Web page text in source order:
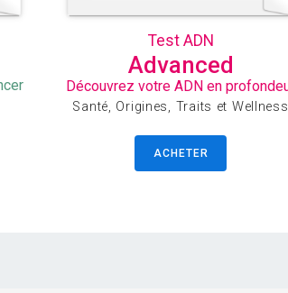
Test ADN
Advanced
Découvrez votre ADN en
Santé, Origines, Traits et Wellness
ACHETER